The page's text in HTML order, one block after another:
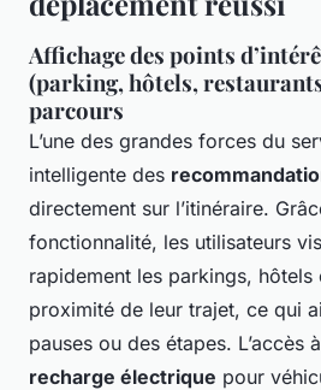
Affichage des points
(parking, hôtels,
parcours
L’une des grandes forces du
intelligente des
directement sur l’itinéraire.
fonctionnalité, les utilisateurs
rapidement les parkings, hôtels
proximité de leur trajet, ce qui
pauses ou des étapes. L’accès
recharge électrique pour